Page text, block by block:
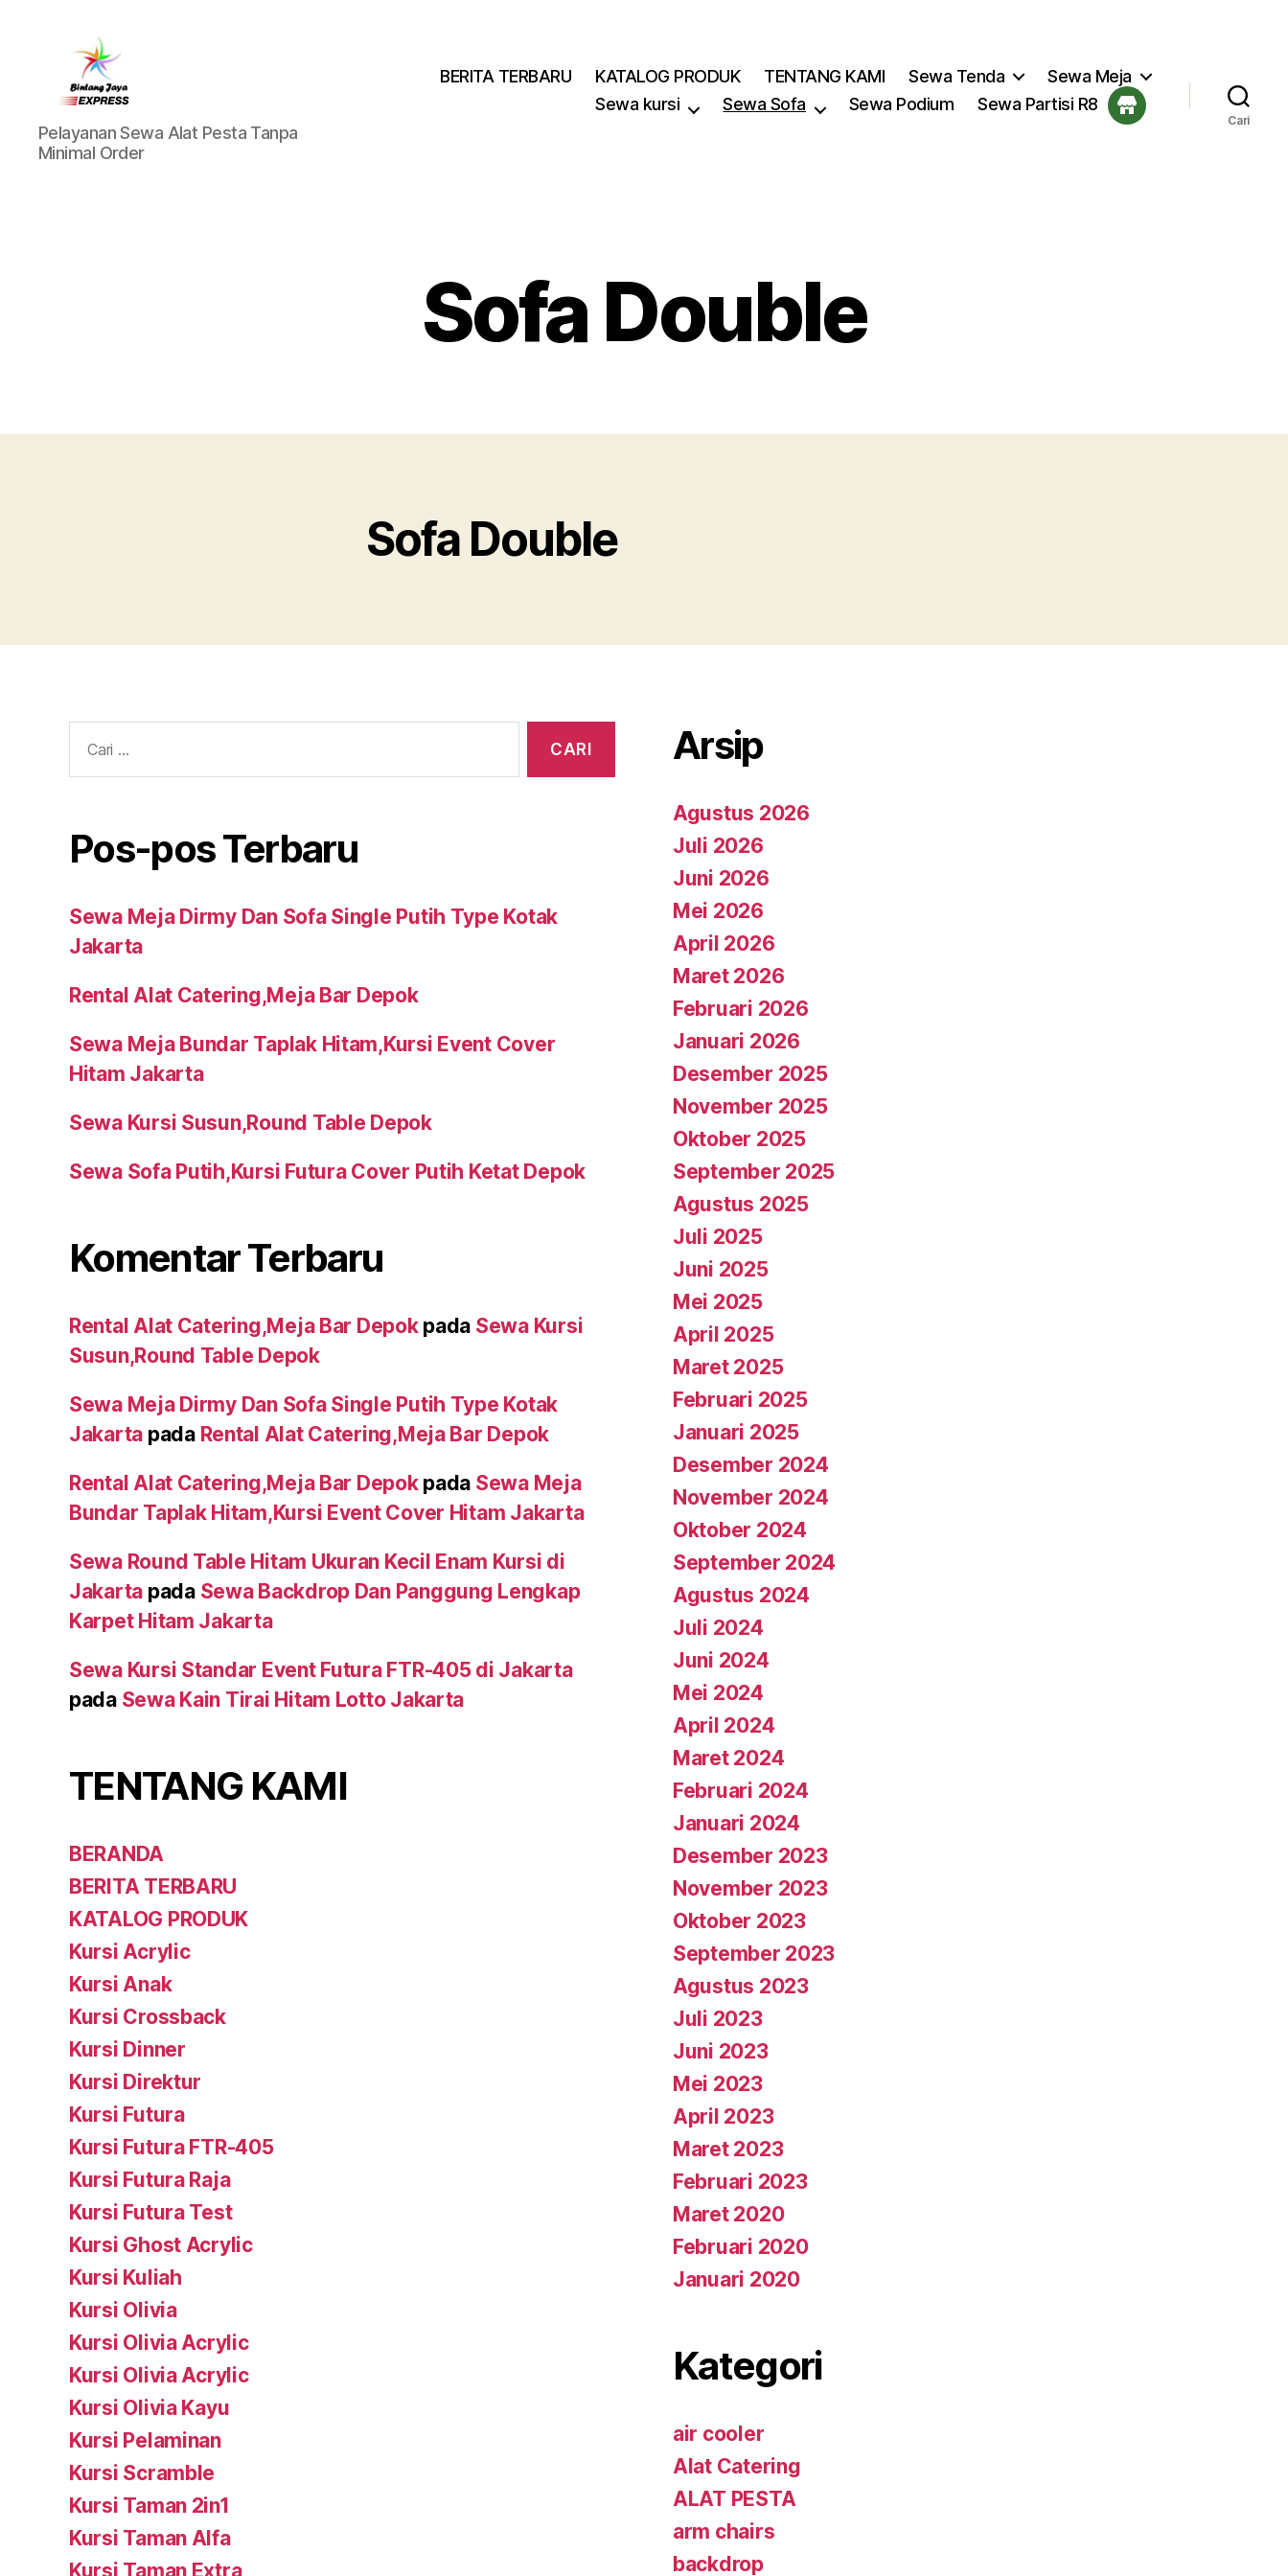
Pusat
Sewa
Alat
Pelayanan Sewa Alat Pesta Tanpa
Minimal Order
BERITA TERBARU KATALOG PRODUK TENTANG KAMI Sewa Tenda
Sewa Meja
Sewa kursi
Sewa Sofa Sewa Podium Sewa Partisi R8
Cari
Sofa Double
Sofa Double
Pos-pos Terbaru
Sewa Meja Dirmy Dan Sofa Single Putih Type Kotak
Jakarta
Rental Alat Catering,Meja Bar Depok
Sewa Meja Bundar Taplak Hitam,Kursi Event Cover
Hitam Jakarta
Sewa Kursi Susun,Round Table Depok
Sewa Sofa Putih,Kursi Futura Cover Putih Ketat Depok
Komentar Terbaru
Rental Alat Catering,Meja Bar Depokpada Sewa Kursi
Susun,Round Table Depok
Sewa Meja Dirmy Dan Sofa Single Putih Type Kotak
Jakarta pada Rental Alat Catering,Meja Bar Depok
Rental Alat Catering,Meja Bar Depokpada Sewa Meja
Bundar Taplak Hitam,Kursi Event Cover Hitam Jakarta
Sewa Round Table Hitam Ukuran Kecil Enam Kursi di
Jakarta pada Sewa Backdrop Dan Panggung Lengkap
Karpet Hitam Jakarta
Sewa Kursi Standar Event Futura FTR-405 di Jakarta
pada Sewa Kain Tirai Hitam Lotto Jakarta
TENTANG KAMI
BERANDA
BERITA TERBARU
KATALOG PRODUK
Kursi Acrylic
Kursi Anak
Kursi Crossback
Kursi Dinner
Kursi Direktur
Kursi Futura
Kursi Futura FTR-405
Kursi Futura Raja
Kursi Futura Test
Kursi Ghost Acrylic
Kursi Kuliah
Kursi Olivia
Kursi Olivia Acrylic
Kursi Olivia Acrylic
Kursi Olivia Kayu
Kursi Pelaminan
Kursi Scramble
Kursi Taman 2in1
Kursi Taman Alfa
Kursi Taman Extra
Arsip
Agustus 2026
Juli 2026
Juni 2026
Mei 2026
April 2026
Maret 2026
Februari 2026
Januari 2026
Desember 2025
November 2025
Oktober 2025
September 2025
Agustus 2025
Juli 2025
Juni 2025
Mei 2025
April 2025
Maret 2025
Februari 2025
Januari 2025
Desember 2024
November 2024
Oktober 2024
September 2024
Agustus 2024
Juli 2024
Juni 2024
Mei 2024
April 2024
Maret 2024
Februari 2024
Januari 2024
Desember 2023
November 2023
Oktober 2023
September 2023
Agustus 2023
Juli 2023
Juni 2023
Mei 2023
April 2023
Maret 2023
Februari 2023
Maret 2020
Februari 2020
Januari 2020
Kategori
air cooler
Alat Catering
ALAT PESTA
arm chairs
backdrop